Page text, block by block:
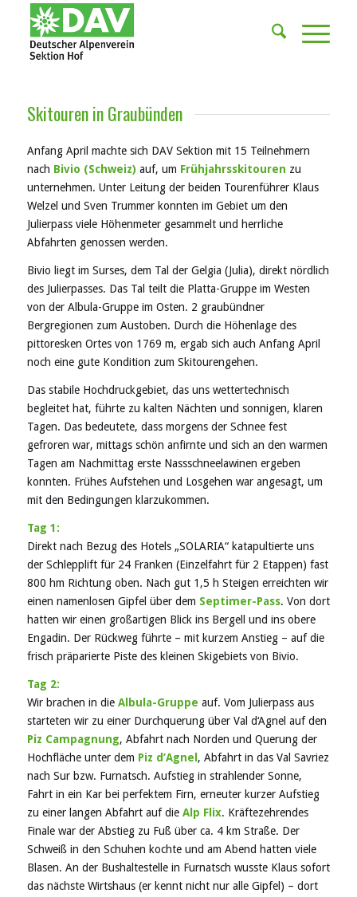
Skitouren in Graubünden
Anfang April machte sich DAV Sektion mit 15 Teilnehmern
nach Bivio (Schweiz) auf, um Frühjahrsskitouren zu
unternehmen. Unter Leitung der beiden Tourenführer Klaus
Welzel und Sven Trummer konnten im Gebiet um den
Julierpass viele Höhenmeter gesammelt und herrliche
Abfahrten genossen werden.
Bivio liegt im Surses, dem Tal der Gelgia (Julia), direkt nördlich
des Julierpasses. Das Tal teilt die Platta-Gruppe im Westen
von der Albula-Gruppe im Osten. 2 graubündner
Bergregionen zum Austoben. Durch die Höhenlage des
pittoresken Ortes von 1769 m, ergab sich auch Anfang April
noch eine gute Kondition zum Skitourengehen.
Das stabile Hochdruckgebiet, das uns wettertechnisch
begleitet hat, führte zu kalten Nächten und sonnigen, klaren
Tagen. Das bedeutete, dass morgens der Schnee fest
gefroren war, mittags schön anfirnte und sich an den warmen
Tagen am Nachmittag erste Nassschneelawinen ergeben
konnten. Frühes Aufstehen und Losgehen war angesagt, um
mit den Bedingungen klarzukommen.
Tag 1:
Direkt nach Bezug des Hotels „SOLARIA“ katapultierte uns
der Schlepplift für 24 Franken (Einzelfahrt für 2 Etappen) fast
800 hm Richtung oben. Nach gut 1,5 h Steigen erreichten wir
einen namenlosen Gipfel über dem Septimer-Pass. Von dort
hatten wir einen großartigen Blick ins Bergell und ins obere
Engadin. Der Rückweg führte – mit kurzem Anstieg – auf die
frisch präparierte Piste des kleinen Skigebiets von Bivio.
Tag 2:
Wir brachen in die Albula-Gruppe auf. Vom Julierpass aus
starteten wir zu einer Durchquerung über Val d‘Agnel auf den
Piz Campagnung, Abfahrt nach Norden und Querung der
Hochfläche unter dem Piz d’Agnel , Abfahrt in das Val Savriez
nach Sur bzw. Furnatsch. Aufstieg in strahlender Sonne,
Fahrt in ein Kar bei perfektem Firn, erneuter kurzer Aufstieg
zu einer langen Abfahrt auf die Alp Flix. Kräftezehrendes
Finale war der Abstieg zu Fuß über ca. 4 km Straße. Der
Schweiß in den Schuhen kochte und am Abend hatten viele
Blasen. An der Bushaltestelle in Furnatsch wusste Klaus sofort
das nächste Wirtshaus (er kennt nicht nur alle Gipfel) – dort